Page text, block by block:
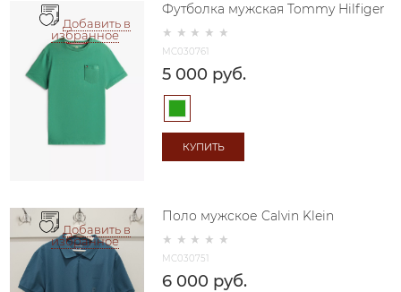
Добавить в
избранное
MC030761
Футболка мужская Tommy Hilfiger
5 000 руб.
КУПИТЬ
Добавить в
избранное
MC030751
Поло мужское Calvin Klein
6 000 руб.